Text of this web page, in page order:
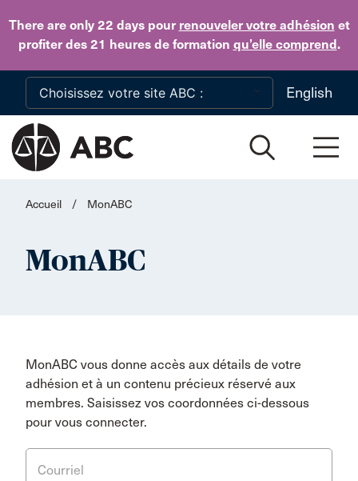
There are only 22 dayspour renouveler votre adhésion et
profiter des 21 heures de formation qu’elle comprend.
Skip to main content
English
Accueil / MonABC
MonABC
MonABC vous donne accès aux détails de votre
adhésion et à un contenu précieux réservé aux
membres. Saisissez vos coordonnées ci-dessous
pour vous connecter.
Courriel